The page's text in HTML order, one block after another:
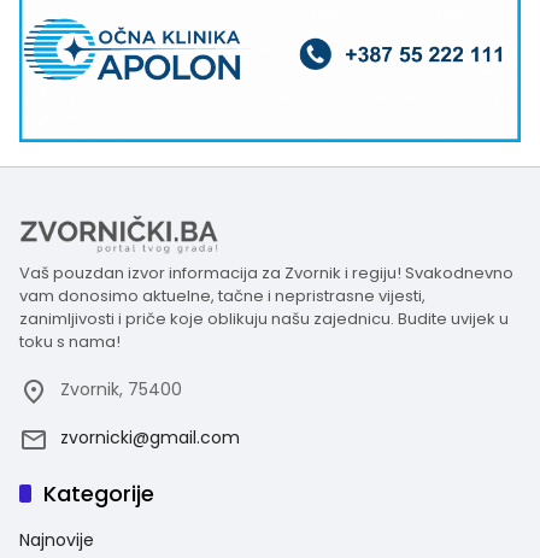
Vaš pouzdan izvor informacija za Zvornik i regiju! Svakodnevno
vam donosimo aktuelne, tačne i nepristrasne vijesti,
zanimljivosti i priče koje oblikuju našu zajednicu. Budite uvijek u
toku s nama!
Zvornik, 75400
zvornicki@gmail.com
Kategorije
Najnovije